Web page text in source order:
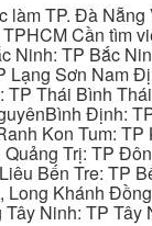
TP. Đà
Cần tìm
Ninh: TP Bắc
Sơn Nam
Thái Bình
Định:
Kon Tum:
Trị: TP
Bến Tre: TP
Khánh
Ninh: TP